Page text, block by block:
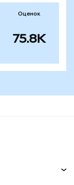
Оценок
75.8K